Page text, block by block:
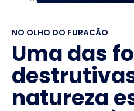
NO OLHO DO FURACÃO
Uma das
natureza